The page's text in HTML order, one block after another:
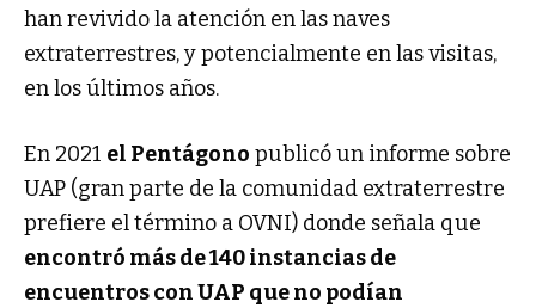
han revivido la atención en las naves
extraterrestres, y potencialmente en las visitas,
en los últimos años.
En 2021 el Pentágono publicó un informe sobre
UAP (gran parte de la comunidad extraterrestre
prefiere el término a OVNI) donde señala que
encontró más de 140 instancias de
encuentros con UAP que no podían